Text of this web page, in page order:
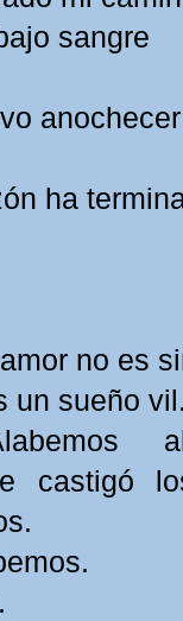
sangre
anochecer
ha
no es
un sueño
castigó